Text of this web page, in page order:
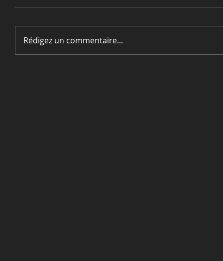
Rédigez un commentaire...